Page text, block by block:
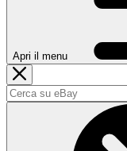
Apri il menu